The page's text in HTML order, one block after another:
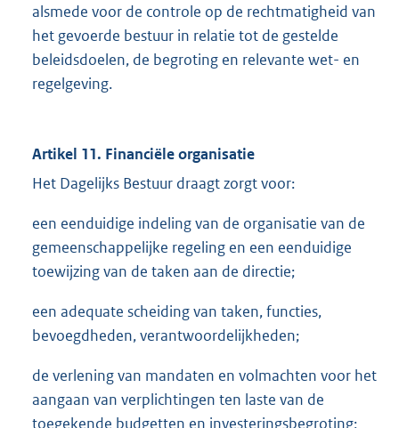
alsmede voor de controle op de rechtmatigheid van
het gevoerde bestuur in relatie tot de gestelde
beleidsdoelen, de begroting en relevante wet- en
regelgeving.
Artikel 11. Financiële organisatie
Het Dagelijks Bestuur draagt zorgt voor:
een eenduidige indeling van de organisatie van de
gemeenschappelijke regeling en een eenduidige
toewijzing van de taken aan de directie;
een adequate scheiding van taken, functies,
bevoegdheden, verantwoordelijkheden;
de verlening van mandaten en volmachten voor het
aangaan van verplichtingen ten laste van de
toegekende budgetten en investeringsbegroting;